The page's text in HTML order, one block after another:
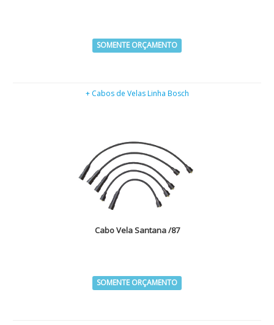
SOMENTE ORÇAMENTO
+ Cabos de Velas Linha Bosch
Cabo Vela Santana /87
SOMENTE ORÇAMENTO